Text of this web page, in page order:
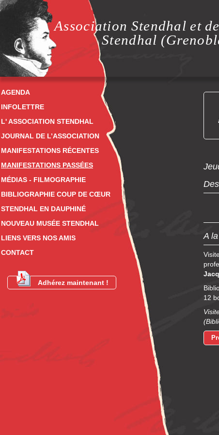
Association Stendhal et
Stendhal
AGENDA
INFOLETTRE
L' ASSOCIATION STENDHAL
JOURNAL DE L’ASSOCIATION
MANIFESTATIONS RÉCENTES
MANIFESTATIONS PASSÉES
MÉDIAS - FILMOGRAPHIE
BIBLIOGRAPHIE COUP DE CŒUR
STENDHAL EN DAUPHINÉ
NOUVEAU MUSÉE STENDHAL
LIENS VERS NOS AMIS
CONTACT
Adhérez maintenant !
A
12